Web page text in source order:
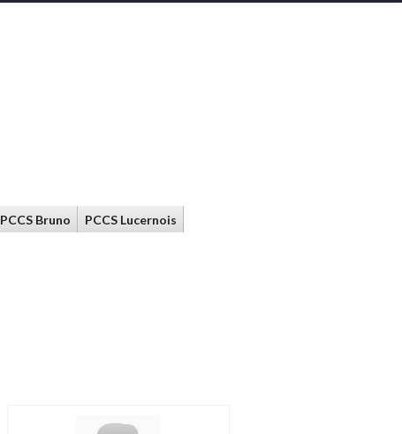
PCCS Bruno
PCCS Lucernois